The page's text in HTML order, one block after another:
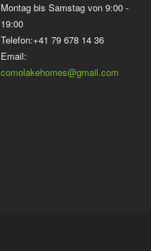
Montag bis Samstag von 9:00 -
19:00
Telefon:+41 79 678 14 36
Email:
comolakehomes@gmail.com